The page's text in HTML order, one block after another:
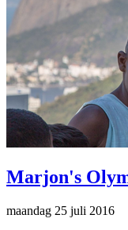
Marjon's
maandag 25 juli 2016